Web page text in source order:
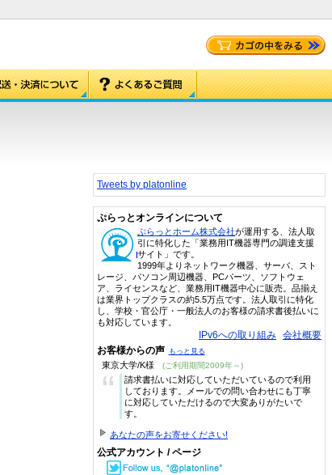
Tweets by platonline
ぷらっとオンラインについて
ぷらっとホーム株式会社が運用する、法人取
引に特化した「業務用IT機器専門の調達支援
サイト」です。
1999年よりネットワーク機器、サーバ、スト
レージ、パソコン周辺機器、PCパーツ、ソフトウェ
ア、ライセンスなど、業務用IT機器中心に販売。品揃え
は業界トップクラスの約5.5万点です。法人取引に特化
し、学校・官公庁・一般法人のお客様の請求書後払いに
も対応しています。
IPv6への取り組み 会社概要
お客様からの声 もっと見る
東京大学/K様 (ご利用期間2009年～)
“
請求書払いに対応していただいているので利用
しております。メールでの問い合わせにも丁寧
に対応していただけるので大変ありがたいで
す。
あなたの声をお寄せください!
公式アカウント / ページ